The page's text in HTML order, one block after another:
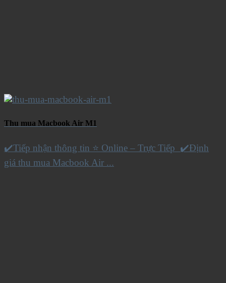
Thu mua Macbook Air M1
✔️Tiếp nhận thông tin ⭐ Online – Trực Tiếp ✔️Định
giá thu mua Macbook Air ...